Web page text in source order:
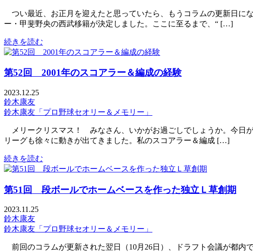
つい最近、お正月を迎えたと思っていたら、もうコラムの更新日に
ー・甲斐野央の西武移籍が決定しました。ここに至るまで、“ […]
続きを読む
第52回 2001年のスコアラー＆編成の経験
2023.12.25
鈴木康友
鈴木康友「プロ野球セオリー＆メモリー」
メリークリスマス！ みなさん、いかがお過ごしでしょうか。今日
リーグも徐々に動きが出てきました。私のスコアラー＆編成 […]
続きを読む
第51回 段ボールでホームベースを作った独立Ｌ草創期
2023.11.25
鈴木康友
鈴木康友「プロ野球セオリー＆メモリー」
前回のコラムが更新された翌日（10月26日）、ドラフト会議が都内